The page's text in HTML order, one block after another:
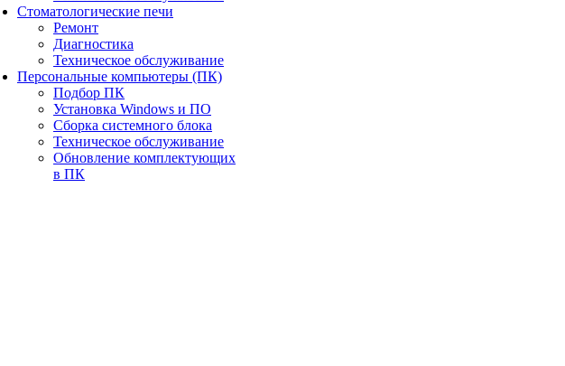
Стоматологические печи
Ремонт
Диагностика
Техническое обслуживание
Персональные компьютеры (ПК)
Подбор ПК
Установка Windows и ПО
Сборка системного блока
Техническое обслуживание
Обновление комплектующих
в ПК